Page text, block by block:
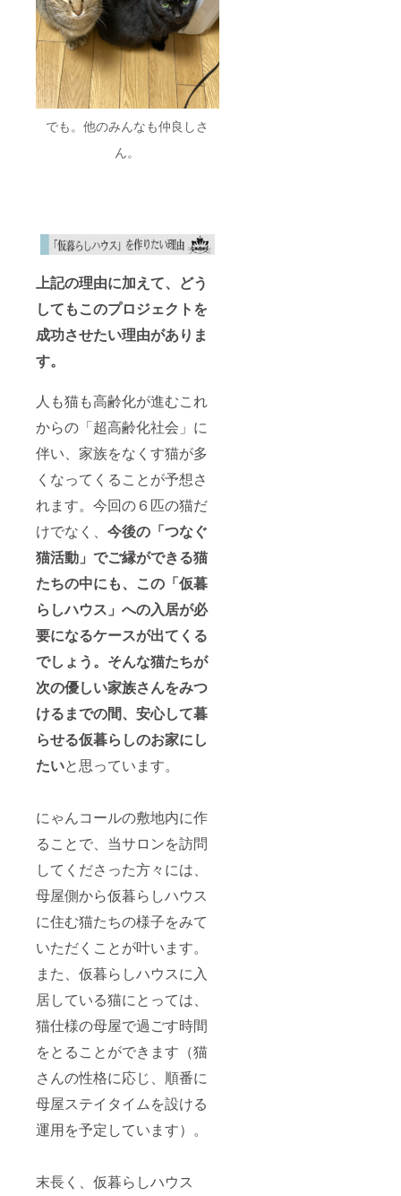
でも。他のみんなも仲良しさ
ん。
上記の理由に加えて、どう
してもこのプロジェクトを
成功させたい理由がありま
す。
人も猫も高齢化が進むこれ
からの「超高齢化社会」に
伴い、家族をなくす猫が多
くなってくることが予想さ
れます。今回の６匹の猫だ
けでなく、 今後の「つなぐ
猫活動」でご縁ができる猫
たちの中にも、この「仮暮
らしハウス」への入居が必
要になるケースが出てくる
でしょう。そんな猫たちが
次の優しい家族さんをみつ
けるまでの間、安心して暮
らせる仮暮らしのお家にし
たいと思っています。
にゃんコールの敷地内に作
ることで、当サロンを訪問
してくださった方々には、
母屋側から仮暮らしハウス
に住む猫たちの様子をみて
いただくことが叶います。
また、仮暮らしハウスに入
居している猫にとっては、
猫仕様の母屋で過ごす時間
をとることができます（猫
さんの性格に応じ、順番に
母屋ステイタイムを設ける
運用を予定しています）。
末長く、仮暮らしハウス